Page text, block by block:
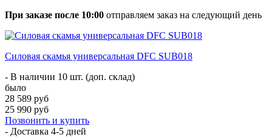
При заказе после 10:00 отправляем заказ на следующий день
Силовая скамья универсальная DFC SUB018
- В наличии 10 шт. (доп. склад)
было
28 589 руб
25 990 руб
Позвонить и купить
- Доставка 4-5 дней